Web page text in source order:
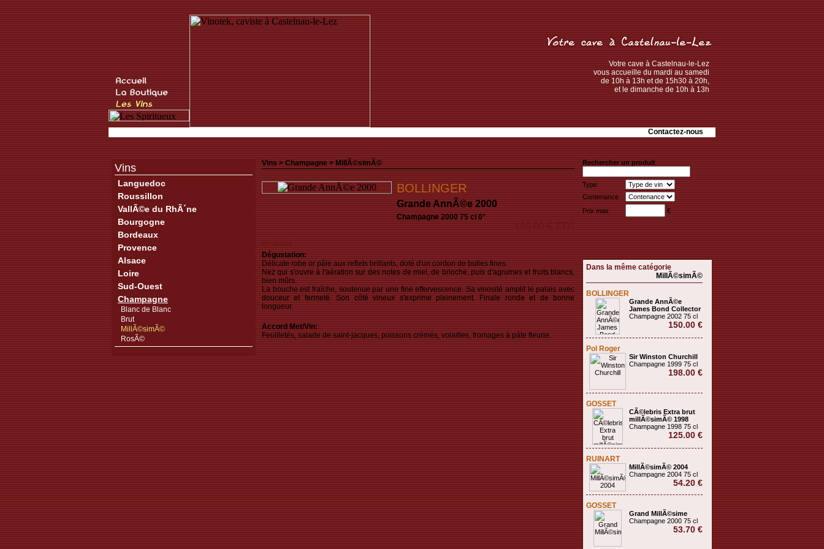
Votre cave à Castelnau-le-Lez
vous accueille du mardi au samedi
de 10h à 13h et de 15h30 à 20h,
et le dimanche de 10h à 13h
Contactez-nous
Vins
Languedoc
Roussillon
VallÃ©e du RhÃ´ne
Bourgogne
Bordeaux
Provence
Alsace
Loire
Sud-Ouest
Champagne
Blanc de Blanc
Brut
MillÃ©simÃ©
RosÃ©
Vins > Champagne > MillÃ©simÃ©
BOLLINGER
Grande AnnÃ©e 2000
Champagne 2000 75 cl 0°
Dégustation:
Délicate robe or pâle aux reflets brillants, doté d'un cordon de bulles fines.
Nez qui s'ouvre à l'aération sur des notes de miel, de brioche, puis d'agrumes et fruits blancs,
bien mûrs.
La bouche est fraîche, soutenue par une fine effervescence. Sa vinosité amplit le palais avec
douceur et fermeté. Son côté vineux s'exprime pleinement. Finale ronde et de bonne
longueur.
Accord Met/Vin:
Feuilletés, salade de saint-jacques, poissons crémés, volailles, fromages à pâte fleurie.
Rechercher un produit
Type
Contenance
Prix max
€
Dans la même catégorie
MillÃ©simÃ©
BOLLINGER
Grande AnnÃ©e
James Bond Collector
Champagne 2002 75 cl
150.00 €
Pol Roger
Sir Winston Churchill
Champagne 1999 75 cl
198.00 €
GOSSET
CÃ©lebris Extra brut
millÃ©simÃ© 1998
Champagne 1998 75 cl
125.00 €
RUINART
MillÃ©simÃ© 2004
Champagne 2004 75 cl
54.20 €
GOSSET
Grand MillÃ©sime
Champagne 2000 75 cl
53.70 €